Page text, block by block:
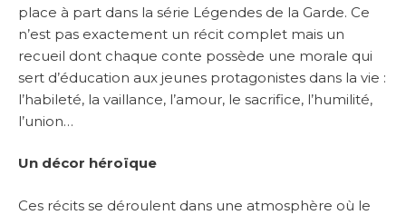
place à part dans la série Légendes de la Garde. Ce
n’est pas exactement un récit complet mais un
recueil dont chaque conte possède une morale qui
sert d’éducation aux jeunes protagonistes dans la vie :
l’habileté, la vaillance, l’amour, le sacrifice, l’humilité,
l’union…
Un décor héroïque
Ces récits se déroulent dans une atmosphère où le